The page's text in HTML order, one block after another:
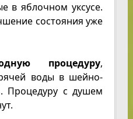
в яблочном уксусе.
состояния уже
процедуру,
воды в шейно-
Процедуру с душем